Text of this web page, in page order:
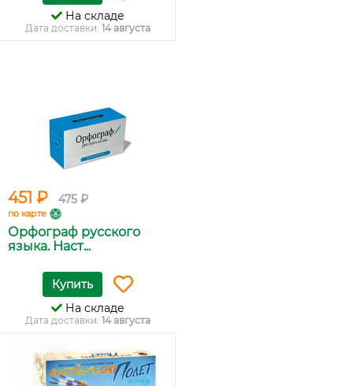
На складе
Дата доставки: 14 августа
451 ₽ 475 ₽
по карте
Орфограф русского
языка. Наст...
Купить
На складе
Дата доставки: 14 августа